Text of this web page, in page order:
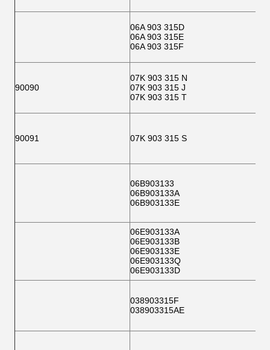
06A 903 315D
06A 903 315E
06A 903 315F
90090
07K 903 315 N
07K 903 315 J
07K 903 315 T
90091 07K 903 315 S
06B903133
06B903133A
06B903133E
06E903133A
06E903133B
06E903133E
06E903133Q
06E903133D
038903315F
038903315AE